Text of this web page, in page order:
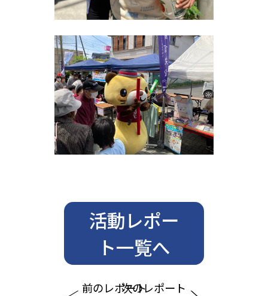
前のレポート
活動レポー
ト一覧へ
次のレポート